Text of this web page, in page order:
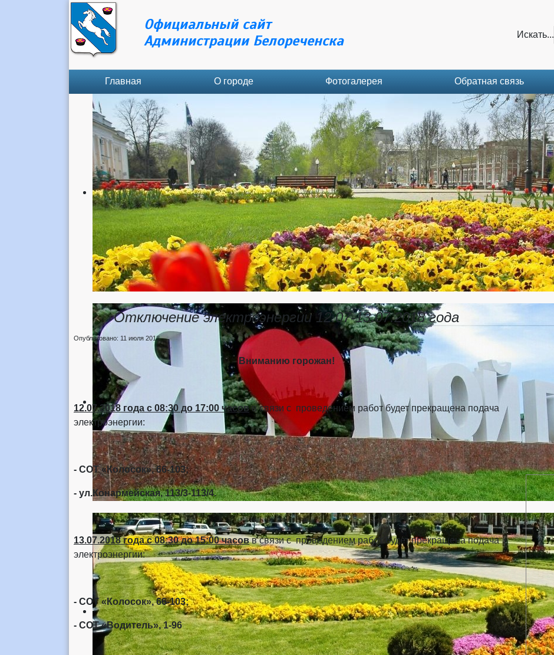
Официальный сайт
Администрации Белореченска
Искать...
Главная О городе Фотогалерея Обратная связь
Отключение электроэнергии 12.07-13.07.2018 года
Опубликовано: 11 июля 2018
Вниманию горожан!
12.07.2018 года с 08:30 до 17:00 часовв связи с проведением работ будет прекращена подача
электроэнергии:
- СОТ «Колосок», 66-103;
- ул.Конармейская, 113/3-113/4.
13.07.2018 годас 08:30 до 15:00 часовв связи с проведением работ будет прекращена подача
электроэнергии:
- СОТ «Колосок», 66-103;
- СОТ «Водитель», 1-96